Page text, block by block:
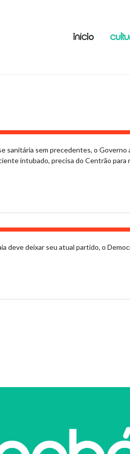
INÍCIO
sanitária sem precedentes, o Governo
intubado, precisa do Centrão para
deve deixar seu atual partido, o